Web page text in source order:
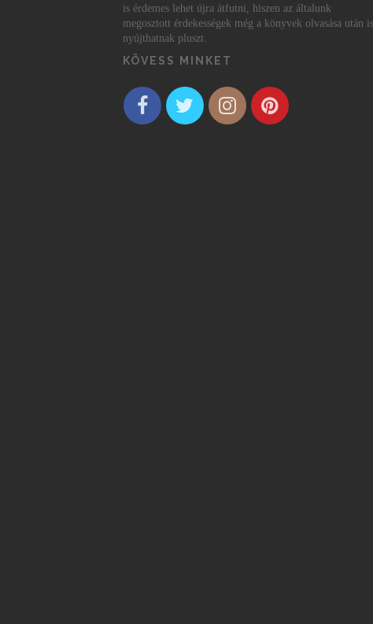
is érdemes lehet újra átfutni, hiszen az általunk
megosztott érdekességek még a könyvek olvasása után is
nyújthatnak pluszt.
KÖVESS MINKET